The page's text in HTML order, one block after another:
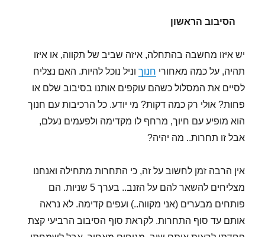
הסיבוב הראשון
יש איזו מחשבה בהתחלה, איזה שביב של תקווה, או איזו
תהיה, על כמה מאחורי חנוך וניל נוכל להיות. האם נצליח
לסיים את המסלול כשהם עוקפים אותנו בסיבוב שלם או
פחות? אולי רק כמה דקות? מי יודע. כל הרכיבות עם חנוך
הוא מופיע עם חיוך, מרחף לו מקדימה ולפעמים נעלם,
אבל זו תחרות.. מה יהיה?
אין הרבה זמן לחשוב על זה, כי התחרות מתחילה ואנחנו
מצליחים להשאר להם על הזנב.. בערך 5 שניות. הם
פותחים מבערים (אני מקווה..) ועפים קדימה. לא נראה
אותם עד סוף התחרות. לקראת סוף הסיבוב הרביעי קצת